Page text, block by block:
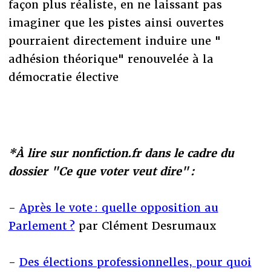
façon plus réaliste, en ne laissant pas
imaginer que les pistes ainsi ouvertes
pourraient directement induire une "
adhésion théorique" renouvelée à la
démocratie élective
*À lire sur nonfiction.fr dans le cadre du
dossier "Ce que voter veut dire" :
- Après le vote : quelle opposition au
Parlement ?par Clément Desrumaux
- Des élections professionnelles, pour quoi